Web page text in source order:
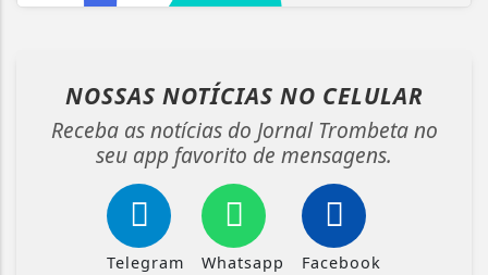
NOSSAS NOTÍCIAS NO CELULAR
Receba as notícias do Jornal Trombeta no
seu app favorito de mensagens.
Telegram Whatsapp Facebook